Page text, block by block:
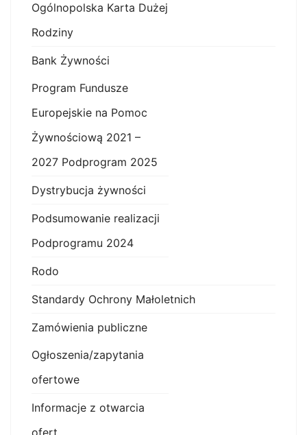
Ogólnopolska Karta Dużej
Rodziny
Bank Żywności
Program Fundusze
Europejskie na Pomoc
Żywnościową 2021 –
2027 Podprogram 2025
Dystrybucja żywności
Podsumowanie realizacji
Podprogramu 2024
Rodo
Standardy Ochrony Małoletnich
Zamówienia publiczne
Ogłoszenia/zapytania
ofertowe
Informacje z otwarcia
ofert